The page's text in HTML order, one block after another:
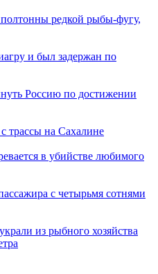
редкой рыбы-фугу,
и был задержан по
Россию по достижении
трассы на Сахалине
в убийстве любимого
с четырьмя сотнями
из рыбного хозяйства